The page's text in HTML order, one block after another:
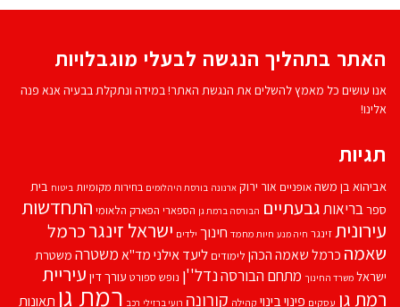
האתר בתהליך הנגשה לבעלי מוגבלויות
אנו עושים כל מאמץ להשלים את הנגשת האתר! במידה ונתקלת בבעיה אנא פנה
אלינו!
תגיות
אביהוא בן משהאופניים אור ירוק ארנונה בורסת היהלומים בחירות מקומיות ביטוח בית
ספרבריאותגבעתיים הבורסה ברמת גן הספארי הפארק הלאומי התחדשות
עירוניתזינגר חיה מנע חיות מחמד חינוך ילדים ישראל זינגרכרמל
שאמה כרמל שאמה הכהן לימודים ליעד אילנימד''אמשטרה משטרת
ישראל משרד החינוך מתחם הבורסהנדל''ן נופש ספורט עורך דין עיריית
רמת גן עסקים פינוי בינוי קהילה קורונה רועי ברזילי רכב רמת גן תאונות